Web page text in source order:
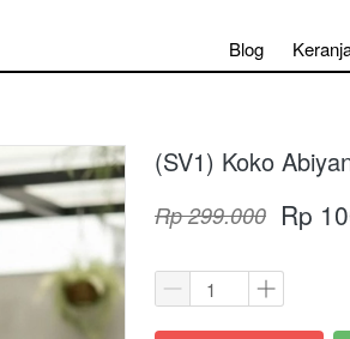
Blog
(SV1) Koko
Rp 299.000 Rp